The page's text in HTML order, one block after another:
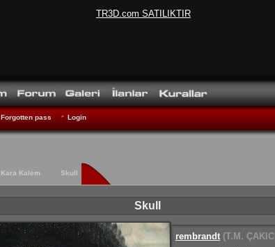
TR3D.com SATILIKTIR
Forgotten pass Login
Kara Kalem Skull
Skull
rembrandt (T.M.